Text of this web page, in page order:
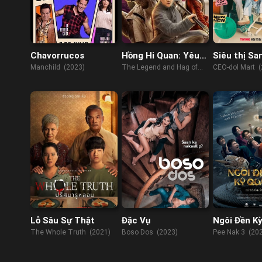
Chavorrucos
Manchild (2023)
Hồng Hi Quan: Yêu
Nữ Ma Môn
The Legend and Hag of
Siêu thị
CEO-dol Mart
Lỗ Sâu Sự Thật
The Whole Truth (2021)
Đặc Vụ
Boso Dos (2023)
Ngôi Đền
Pee Nak 3